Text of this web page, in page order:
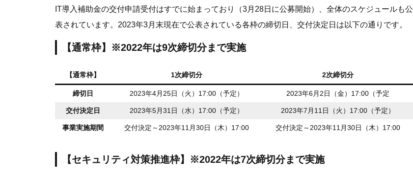
IT導入補助金の交付申請受付はすでに始まっており（3月28日に公募開始）、全体のスケジュールも公
表されています。2023年3月末現在で公表されている各枠の締切日、交付決定日は以下の通りです。
【通常枠】※2022年は9次締切分まで実施
【通常枠】 1次締切分 2次締切分
締切日 2023年4月25日（火）17:00（予定） 2023年6月2日（金）17:00（予定
交付決定日 2023年5月31日（水）17:00（予定） 2023年7月11日（火）17:00（予定）
事業実施期間 交付決定～2023年11月30日（木）17:00 交付決定～2023年11月30日（木）17:00
【セキュリティ対策推進枠】※2022年は7次締切分まで実施